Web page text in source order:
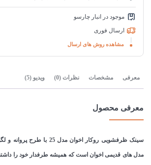
موجود در انبار چارسو
ارسال فوری
مشاهده روش های ارسال
معرفی مشخصات نظرات (0) ویدیو (5)
معرفی محصول
مدل های قدیمی اخوان است‌ که‌ همیشه طرفدار خود را